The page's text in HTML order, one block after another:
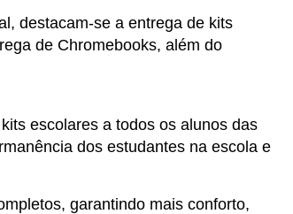
destacam-se a entrega de kits
de Chromebooks, além do
escolares a todos os alunos das
dos estudantes na escola e
garantindo mais conforto,